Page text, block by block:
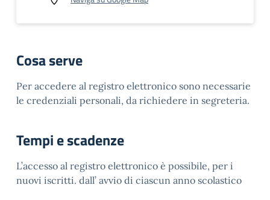
Cosa serve
Per accedere al registro elettronico sono necessarie
le credenziali personali, da richiedere in segreteria.
Tempi e scadenze
L’accesso al registro elettronico è possibile, per i
nuovi iscritti. dall’ avvio di ciascun anno scolastico